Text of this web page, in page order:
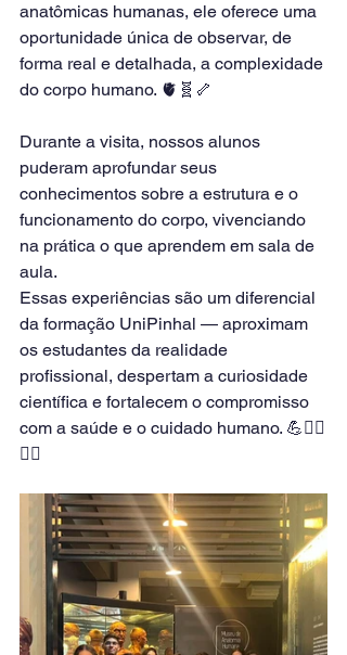
anatômicas humanas, ele oferece uma
oportunidade única de observar, de
forma real e detalhada, a complexidade
do corpo humano. 🫀🧬🦴
Durante a visita, nossos alunos
puderam aprofundar seus
conhecimentos sobre a estrutura e o
funcionamento do corpo, vivenciando
na prática o que aprendem em sala de
aula.
Essas experiências são um diferencial
da formação UniPinhal — aproximam
os estudantes da realidade
profissional, despertam a curiosidade
científica e fortalecem o compromisso
com a saúde e o cuidado humano. 💪👩‍⚕
👨‍⚕